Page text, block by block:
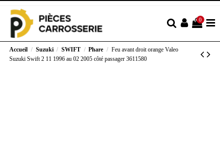
0
Accueil Suzuki SWIFT Phare
Feu avant droit orange Valeo
Suzuki Swift 2 11 1996 au 02 2005 côté passager 3611580